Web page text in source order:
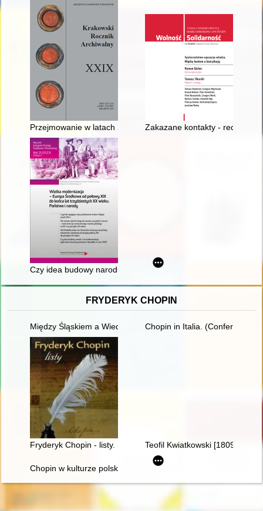
Przejmowanie w latach 2021-2022 na stan zasobu Archiwum
Zakazane kontakty - recenzja]
Czy idea budowy narodu czechosłowackiego była
FRYDERYK CHOPIN
Między Śląskiem a Wiedniem. Księga jubileuszowa z okazji
Chopin in Italia. (Conferenze
Fryderyk Chopin - listy. Skarbiec spuścizny epistolarnej w
Teofil Kwiatkowski [1809-1891]
Chopin w kulturze polskiej